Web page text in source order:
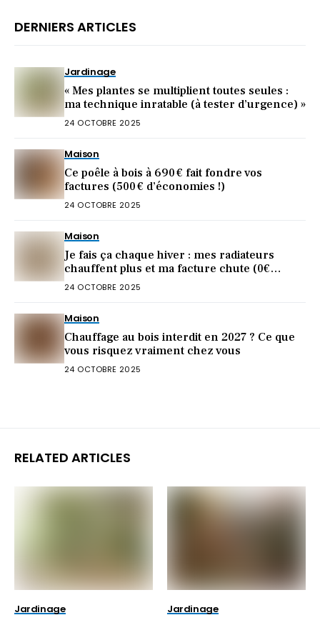
DERNIERS ARTICLES
Jardinage
« Mes plantes se multiplient toutes seules :
ma technique inratable (à tester d’urgence) »
24 OCTOBRE 2025
Maison
Ce poêle à bois à 690 € fait fondre vos
factures (500 € d’économies !)
24 OCTOBRE 2025
Maison
Je fais ça chaque hiver : mes radiateurs
chauffent plus et ma facture chute (0€
dépensé)
24 OCTOBRE 2025
Maison
Chauffage au bois interdit en 2027 ? Ce que
vous risquez vraiment chez vous
24 OCTOBRE 2025
RELATED ARTICLES
Jardinage Jardinage